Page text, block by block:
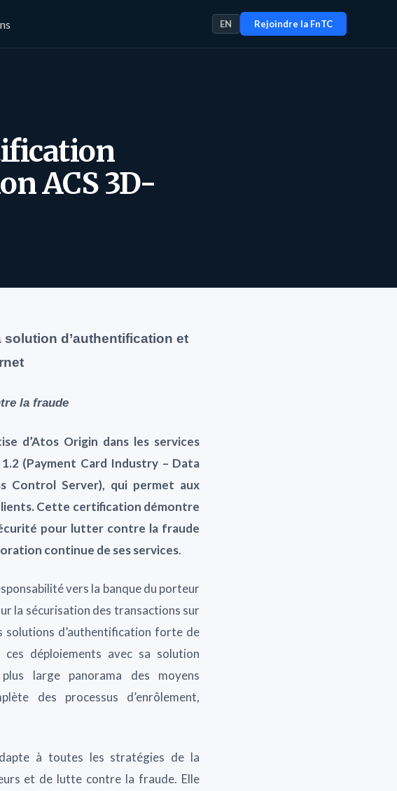
EN Rejoindre la FnTC
ACS 3D-
d’authentification et
la fraude
d’Atos Origin dans les services
(Payment Card Industry – Data
Control Server), qui permet aux
Cette certification démontre
pour lutter contre la fraude
continue de ses services.
vers la banque du porteur
la sécurisation des transactions sur
solutions d’authentification forte de
déploiements avec sa solution
large panorama des moyens
des processus d’enrôlement,
à toutes les stratégies de la
et de lutte contre la fraude. Elle